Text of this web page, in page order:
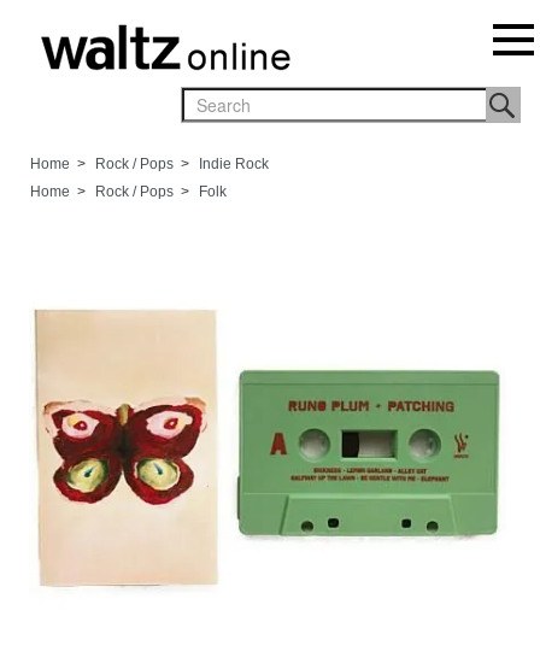
Home > Rock / Pops >
Indie Rock
Home > Rock / Pops > Folk